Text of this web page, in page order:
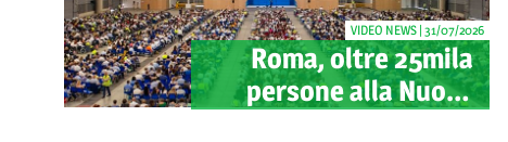
Roma, oltre 25mila
persone alla Nuova
VIDEO NEWS | 31/07/2026